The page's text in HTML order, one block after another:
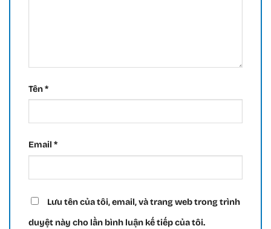
Tên*
Email *
Lưu tên của tôi, email, và trang web trong trình
duyệt này cho lần bình luận kế tiếp của tôi.